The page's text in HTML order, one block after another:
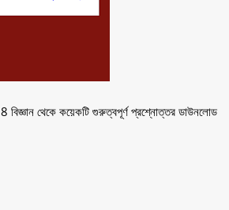
বিজ্ঞান থেকে কয়েকটি গুরুত্বপূর্ণ প্রশ্নোত্তর ডাউনলোড